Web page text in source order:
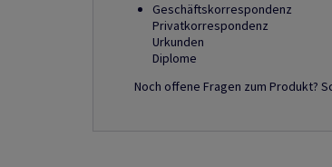
Geschäftskorrespondenz
Privatkorrespondenz
Urkunden
Diplome
Noch offene Fragen zum Produkt?